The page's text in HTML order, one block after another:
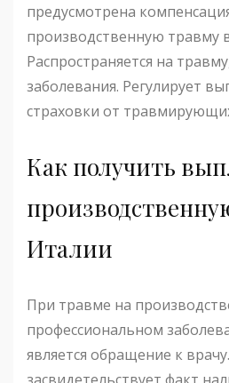
предусмотрена
производственную травму
Распространяется на
заболевания. Регулирует
страховки от
Как получить
Италии
При травме на
профессиональном
является обращение к